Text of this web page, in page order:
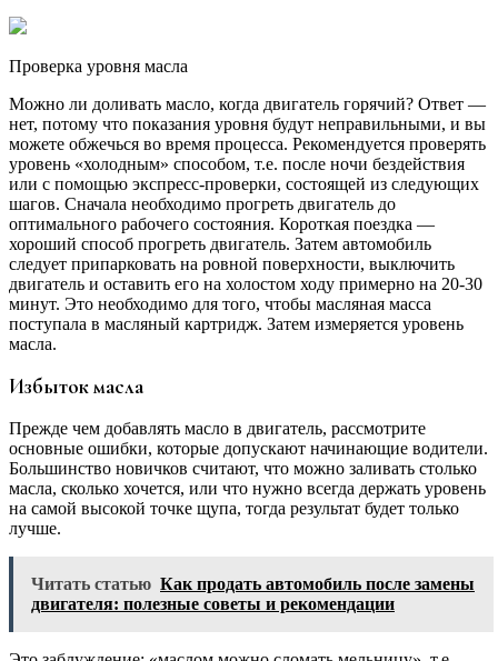
Проверка уровня масла
Можно ли доливать масло, когда двигатель горячий? Ответ —
нет, потому что показания уровня будут неправильными, и вы
можете обжечься во время процесса. Рекомендуется проверять
уровень «холодным» способом, т.е. после ночи бездействия
или с помощью экспресс-проверки, состоящей из следующих
шагов. Сначала необходимо прогреть двигатель до
оптимального рабочего состояния. Короткая поездка —
хороший способ прогреть двигатель. Затем автомобиль
следует припарковать на ровной поверхности, выключить
двигатель и оставить его на холостом ходу примерно на 20-30
минут. Это необходимо для того, чтобы масляная масса
поступала в масляный картридж. Затем измеряется уровень
масла.
Избыток масла
Прежде чем добавлять масло в двигатель, рассмотрите
основные ошибки, которые допускают начинающие водители.
Большинство новичков считают, что можно заливать столько
масла, сколько хочется, или что нужно всегда держать уровень
на самой высокой точке щупа, тогда результат будет только
лучше.
Читать статью Как продать автомобиль после замены
двигателя: полезные советы и рекомендации